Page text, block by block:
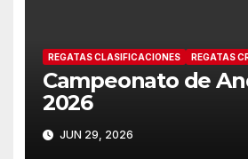
REGATAS CLASIFICACIONES REGATAS
Campeonato de
2026
JUN 29, 2026